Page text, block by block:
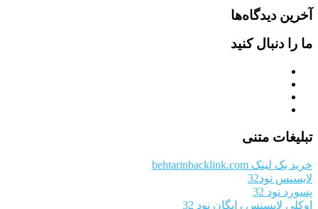
آخرین دیدگاه‌ها
ما را دنبال کنید
تبلیغات متنی
خرید بک لینک behtarinbacklink.com
لایسنس نود32
پسورد نود 32
اوکلی لایسنس رایگان نود 32